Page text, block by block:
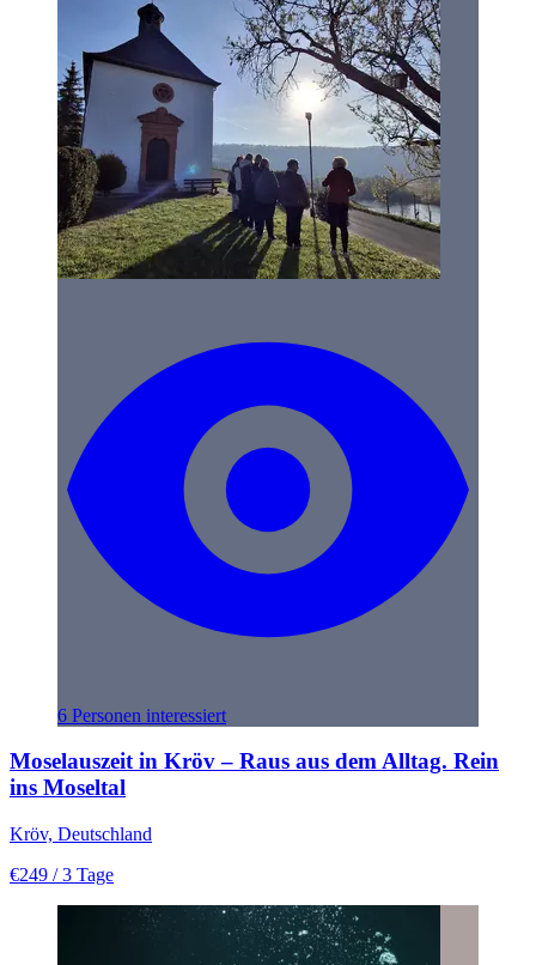
6 Personen interessiert
Moselauszeit in Kröv – Raus aus dem Alltag. Rein
ins Moseltal
Kröv, Deutschland
€249 / 3 Tage